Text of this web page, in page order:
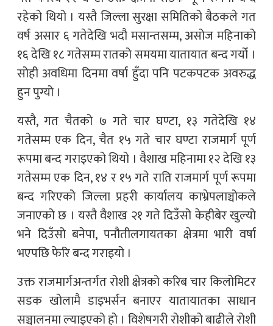
रहेको थियो । यस्तै जिल्ला सुरक्षा समितिको बैठकले गत
वर्ष असार ६ गतेदेखि भदौ मसान्तसम्म, असोज महिनाको
१६ देखि १८ गतेसम्म रातको समयमा यातायात बन्द गर्यो ।
सोही अवधिमा दिनमा वर्षा हुँदा पनि पटकपटक अवरुद्ध
हुन पुग्यो ।
यस्तै, गत चैतको ७ गते चार घण्टा, १३ गतेदेखि १४
गतेसम्म एक दिन, चैत १५ गते चार घण्टा राजमार्ग पूर्ण
रूपमा बन्द गराइएको थियो । वैशाख महिनामा १२ देखि १३
गतेसम्म एक दिन, १४ र १५ गते राति राजमार्ग पूर्ण रूपमा
बन्द गरिएको जिल्ला प्रहरी कार्यालय काभ्रेपलाञ्चोकले
जनाएको छ । यस्तै वैशाख २१ गते दिउँसो केहीबेर खुल्यो
भने दिउँसो बनेपा, पनौतीलगायतका क्षेत्रमा भारी वर्षा
भएपछि फेरि बन्द गराइयो ।
उक्त राजमार्गअन्तर्गत रोशी क्षेत्रको करिब चार किलोमिटर
सडक खोलामै डाइभर्सन बनाएर यातायातका साधान
सञ्चालनमा ल्याइएको हो । विशेषगरी रोशीको बाढीले रोशी